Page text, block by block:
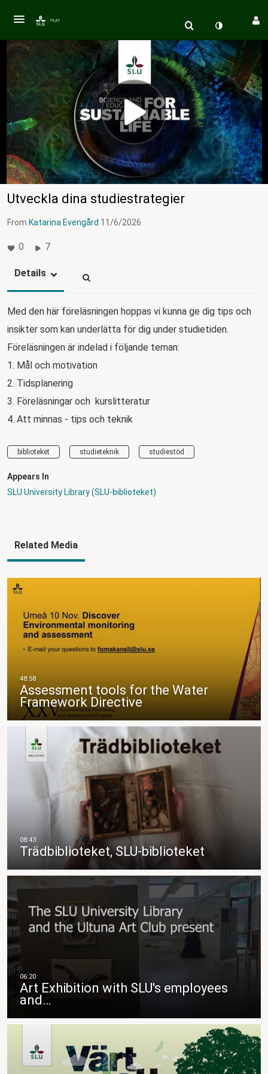
Utveckla dina studiestrategier
From Katarina Evengård 11/6/2026
0 7
Details
Med den här föreläsningen hoppas vi kunna ge dig tips och
insikter som kan underlätta för dig under studietiden.
Föreläsningen är indelad i följande teman:
1. Mål och motivation
2. Tidsplanering
3. Föreläsningar och kurslitteratur
4. Att minnas - tips och teknik
biblioteket studieteknik studiestöd
Appears In
SLU University Library (SLU-biblioteket)
Related Media
Assessment tools for the Water
Framework Directive
Trädbiblioteket, SLU-biblioteket
Art Exhibition with SLU's employees
and…